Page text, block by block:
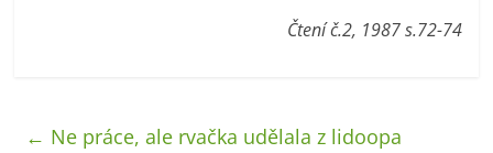
Čtení č.2, 1987 s.72-74
← Ne práce, ale rvačka udělala z lidoopa